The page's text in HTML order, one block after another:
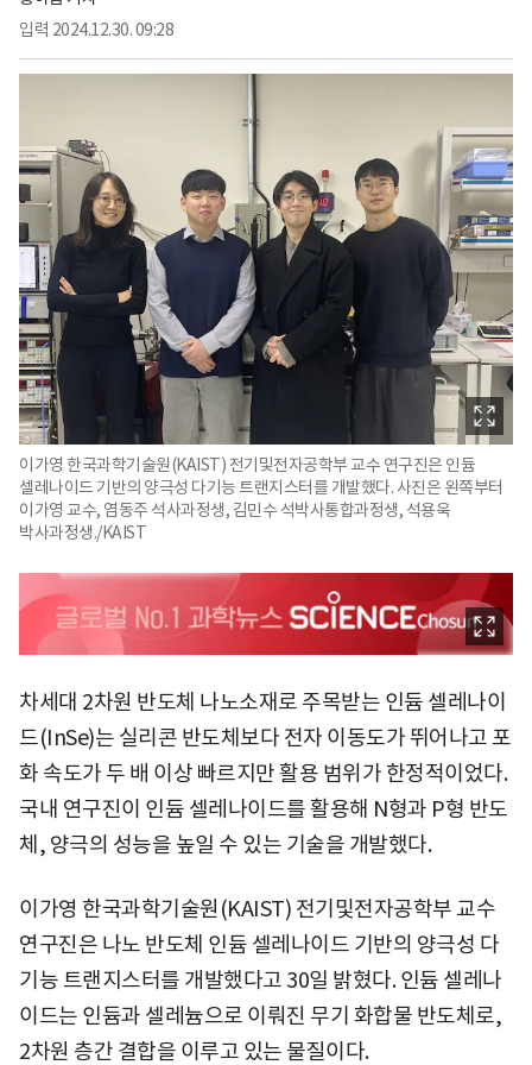
입력 2024.12.30. 09:28
이가영 한국과학기술원(KAIST) 전기및전자공학부 교수 연구진은 인듐
셀레나이드 기반의 양극성 다기능 트랜지스터를 개발했다. 사진은 왼쪽부터
이가영 교수, 염동주 석사과정생, 김민수 석박사통합과정생, 석용욱
박사과정생./KAIST
차세대 2차원 반도체 나노소재로 주목받는 인듐 셀레나이
드(InSe)는 실리콘 반도체보다 전자 이동도가 뛰어나고 포
화 속도가 두 배 이상 빠르지만 활용 범위가 한정적이었다.
국내 연구진이 인듐 셀레나이드를 활용해 N형과 P형 반도
체, 양극의 성능을 높일 수 있는 기술을 개발했다.
이가영 한국과학기술원(KAIST) 전기및전자공학부 교수
연구진은 나노 반도체 인듐 셀레나이드 기반의 양극성 다
기능 트랜지스터를 개발했다고 30일 밝혔다. 인듐 셀레나
이드는 인듐과 셀레늄으로 이뤄진 무기 화합물 반도체로,
2차원 층간 결합을 이루고 있는 물질이다.